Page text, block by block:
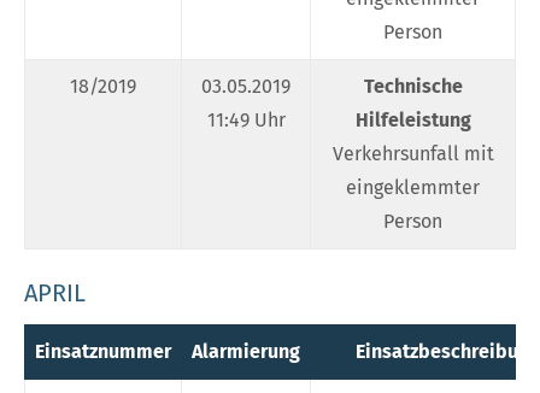
Person
18/2019
03.05.2019
11:49 Uhr
Technische
Hilfeleistung
Verkehrsunfall mit
eingeklemmter
Person
APRIL
Einsatznummer Alarmierung Einsatzbeschreibung